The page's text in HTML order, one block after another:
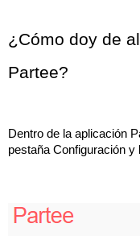
¿Cómo doy de
Partee?
Dentro de la aplicación
pestaña Configuración y